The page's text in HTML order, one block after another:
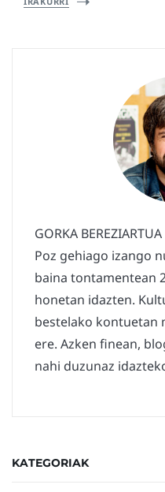
GORKA
Poz gehiago izango
baina tontamentean
honetan idazten.
bestelako kontuetan
ere. Azken finean,
nahi duzunaz
KATEGORIAK